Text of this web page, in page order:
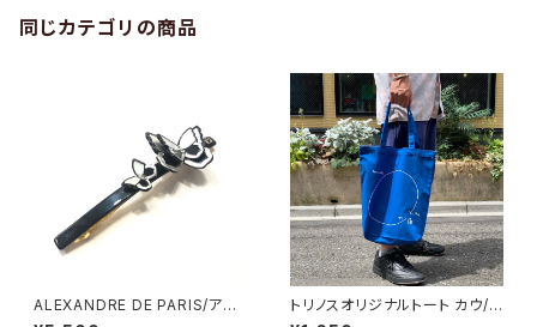
同じカテゴリの商品
ALEXANDRE DE PARIS/アレ
クサンドルドゥパリ 蝶々バレッタ
トリノスオリジナルトート カウ/ウ
ル